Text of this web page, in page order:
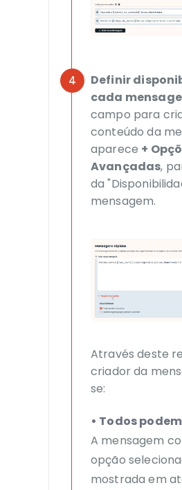
Definir
cada
campo para
conteúdo da
aparece +
Avançadas,
da
mensagem.
Através deste
criador da
se:
• Todos
A mensagem
opção
mostrada em